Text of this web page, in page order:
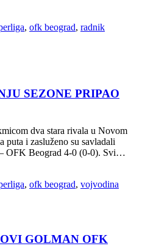
, ofk beograd, radnik
SEZONE PRIPAO
dva stara rivala u Novom
puta i zasluženo su savladali
OFK Beograd 4-0 (0-0). Svi…
, ofk beograd, vojvodina
GOLMAN OFK